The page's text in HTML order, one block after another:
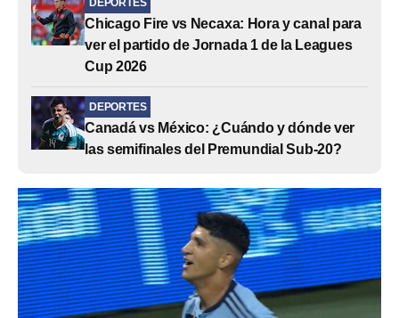
DEPORTES
Chicago Fire vs Necaxa: Hora y canal para
ver el partido de Jornada 1 de la Leagues
Cup 2026
DEPORTES
Canadá vs México: ¿Cuándo y dónde ver
las semifinales del Premundial Sub-20?